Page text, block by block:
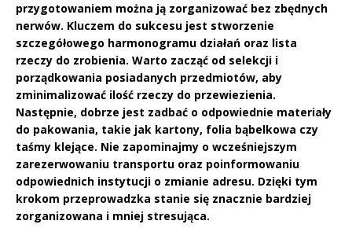
przygotowaniem można ją zorganizować bez zbędnych
nerwów. Kluczem do sukcesu jest stworzenie
szczegółowego harmonogramu działań oraz lista
rzeczy do zrobienia. Warto zacząć od selekcji i
porządkowania posiadanych przedmiotów, aby
zminimalizować ilość rzeczy do przewiezienia.
Następnie, dobrze jest zadbać o odpowiednie materiały
do pakowania, takie jak kartony, folia bąbelkowa czy
taśmy klejące. Nie zapominajmy o wcześniejszym
zarezerwowaniu transportu oraz poinformowaniu
odpowiednich instytucji o zmianie adresu. Dzięki tym
krokom przeprowadzka stanie się znacznie bardziej
zorganizowana i mniej stresująca.